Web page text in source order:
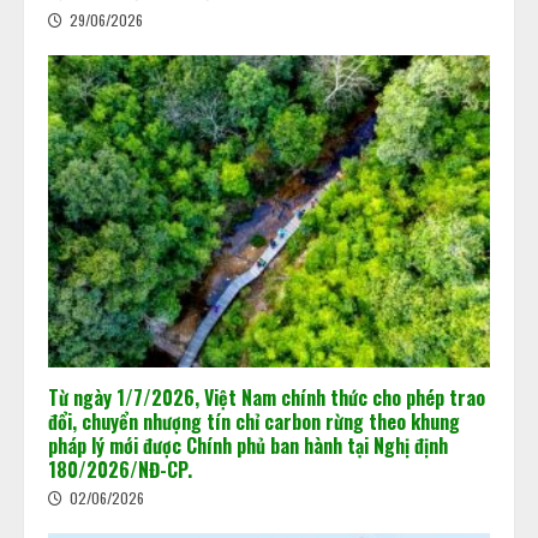
29/06/2026
Từ ngày 1/7/2026, Việt Nam chính thức cho phép trao
đổi, chuyển nhượng tín chỉ carbon rừng theo khung
pháp lý mới được Chính phủ ban hành tại Nghị định
180/2026/NĐ-CP.
02/06/2026
2
Khi dấu chân carbon quyết định
doanh nghiệp đi hay ở lại thị trường
02/06/2026